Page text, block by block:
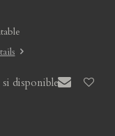
disponible